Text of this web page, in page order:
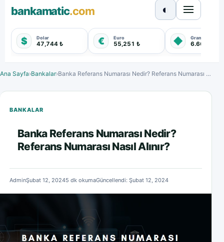
bankamatic.com
$ Dolar
47,744 ₺ € Euro
55,251 ₺ ◆ Gram Altın
6.660,550
◐
Ana Sayfa›Bankalar› Banka Referans Numarası Nedir? Referans Numarası Nasıl Alınır?
BANKALAR
Banka Referans Numarası Nedir?
Referans Numarası Nasıl Alınır?
AdminŞubat 12, 20245 dk okumaGüncellendi: Şubat 12, 2024